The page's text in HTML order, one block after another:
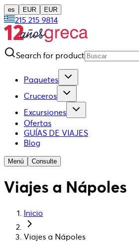
es EUR EUR
215 215 9814
Search for product
Paquetes
Cruceros
Excursiones
Ofertas
GUÍAS DE VIAJES
Blog
Menú Consulte
Viajes a Nápoles
Inicio
Viajes a Nápoles